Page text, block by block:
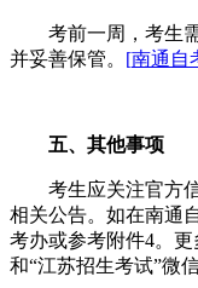
考前一周，考生需
并妥善保管。 [南通自
五、其他事项
考生应关注官方信
相关公告。如在南通
考办或参考附件4。
和“江苏招生考试”微